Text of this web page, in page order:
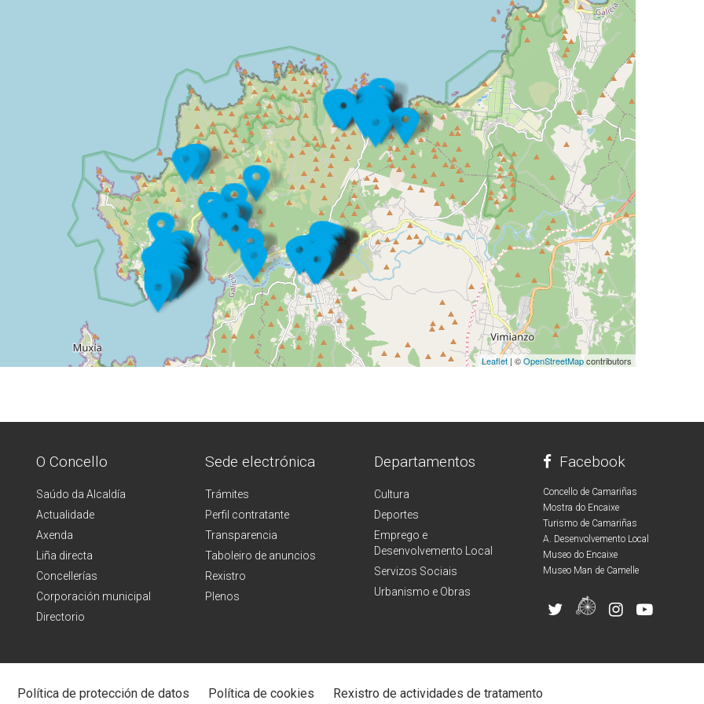
Leaflet | ©OpenStreetMapcontributors
O Concello
Saúdo da Alcaldía
Actualidade
Axenda
Liña directa
Concellerías
Corporación municipal
Directorio
Sede electrónica
Trámites
Perfil contratante
Transparencia
Taboleiro de anuncios
Rexistro
Plenos
Departamentos
Cultura
Deportes
Emprego e
Desenvolvemento Local
Servizos Sociais
Urbanismo e Obras
Facebook
Concello de Camariñas
Mostra do Encaixe
Turismo de Camariñas
A. Desenvolvemento Local
Museo do Encaixe
Museo Man de Camelle
Política de protección de datos Política de cookies Rexistro de actividades de tratamento